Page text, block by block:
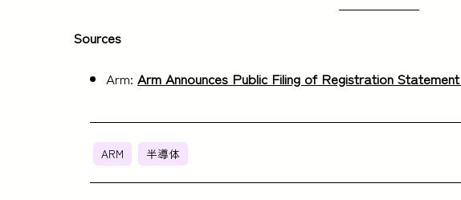
Sources
Arm: Arm Announces Public Filing of Registration
ARM 半導体